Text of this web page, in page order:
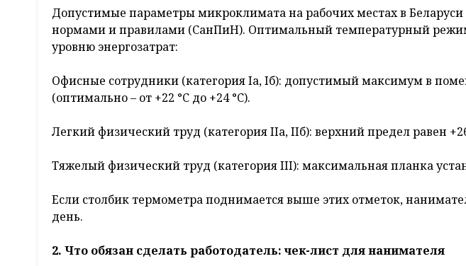
Допустимые параметры микроклимата на рабочих местах в
нормами и правилами (СанПиН). Оптимальный температурный режим
уровню энергозатрат:
Офисные сотрудники (категория Iа, Iб): допустимый максимум в
(оптимально – от +22 °C до +24 °C).
Легкий физический труд (категория IIа, IIб): верхний предел равен
Тяжелый физический труд (категория III): максимальная планка
Если столбик термометра поднимается выше этих отметок,
день.
2. Что обязан сделать работодатель: чек-лист для нанимателя